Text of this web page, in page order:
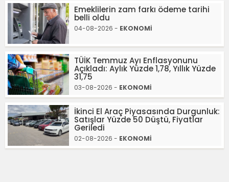
Emeklilerin zam farkı ödeme tarihi
belli oldu
04-08-2026 - EKONOMİ
TÜİK Temmuz Ayı Enflasyonunu
Açıkladı: Aylık Yüzde 1,78, Yıllık Yüzde
31,75
03-08-2026 - EKONOMİ
İkinci El Araç Piyasasında Durgunluk:
Satışlar Yüzde 50 Düştü, Fiyatlar
Geriledi
02-08-2026 - EKONOMİ